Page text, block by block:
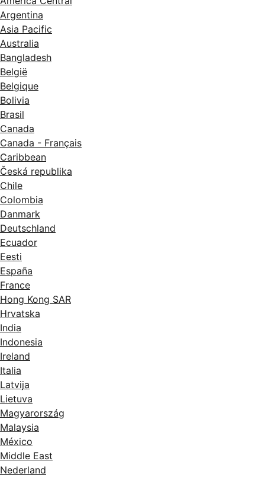
Argentina
Asia Pacific
Australia
Bangladesh
België
Belgique
Bolivia
Brasil
Canada
Canada - Français
Caribbean
Česká republika
Chile
Colombia
Danmark
Deutschland
Ecuador
Eesti
España
France
Hong Kong SAR
Hrvatska
India
Indonesia
Ireland
Italia
Latvija
Lietuva
Magyarország
Malaysia
México
Middle East
Nederland